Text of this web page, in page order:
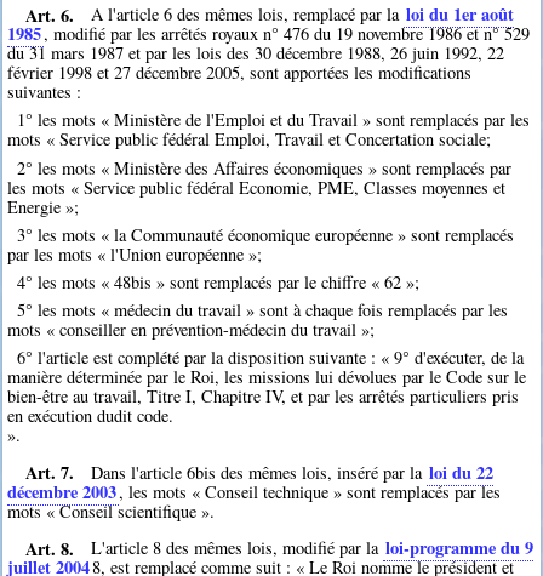
Art. 6. A l'article 6 des mêmes lois, remplacé par la loi du 1er août
1985, modifié par les arrêtés royaux n° 476 du 19 novembre 1986 et n° 529
du 31 mars 1987 et par les lois des 30 décembre 1988, 26 juin 1992, 22
février 1998 et 27 décembre 2005, sont apportées les modifications
suivantes :
1° les mots « Ministère de l'Emploi et du Travail » sont remplacés par les
mots « Service public fédéral Emploi, Travail et Concertation sociale;
2° les mots « Ministère des Affaires économiques » sont remplacés par
les mots « Service public fédéral Economie, PME, Classes moyennes et
Energie »;
3° les mots « la Communauté économique européenne » sont remplacés
par les mots « l'Union européenne »;
4° les mots « 48bis » sont remplacés par le chiffre « 62 »;
5° les mots « médecin du travail » sont à chaque fois remplacés par les
mots « conseiller en prévention-médecin du travail »;
6° l'article est complété par la disposition suivante : « 9° d'exécuter, de la
manière déterminée par le Roi, les missions lui dévolues par le Code sur le
bien-être au travail, Titre I, Chapitre IV, et par les arrêtés particuliers pris
en exécution dudit code.
».
Art. 7. Dans l'article 6bis des mêmes lois, inséré par la loi du 22
décembre 2003, les mots « Conseil technique » sont remplacés par les
mots « Conseil scientifique ».
Art. 8. L'article 8 des mêmes lois, modifié par la loi-programme du 9
juillet 20048, est remplacé comme suit : « Le Roi nomme le président et